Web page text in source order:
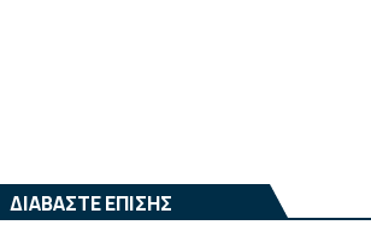
ΔΙΑΒΑΣΤΕ ΕΠΙΣΗΣ